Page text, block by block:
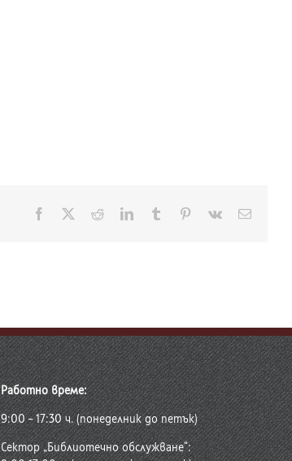
Facebook RedditLinkedInTumblr Pinterest
Vk
Работно време:
9:00 – 17:30 ч. (понеделник до петък)
Сектор „Библиотечно обслужване“: